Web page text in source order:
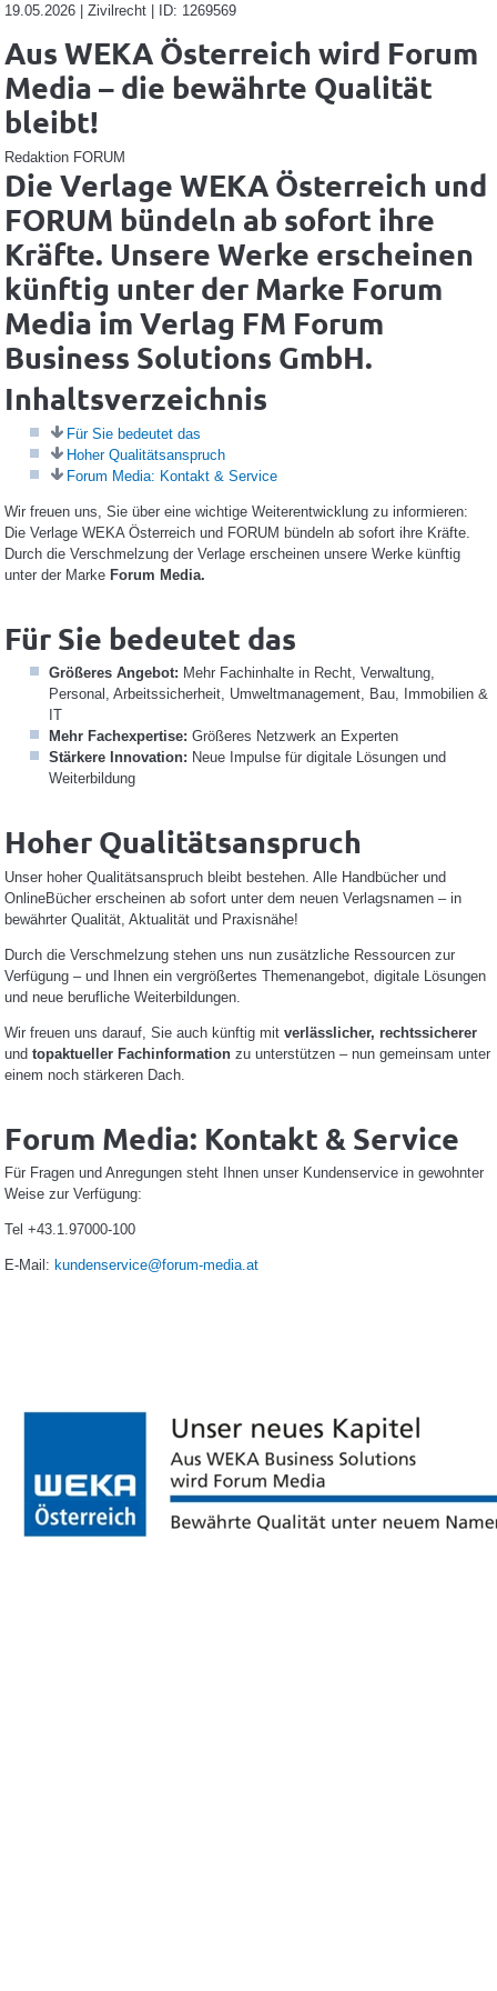
19.05.2026 | Zivilrecht | ID: 1269569
Aus WEKA Österreich wird Forum
Media – die bewährte Qualität
bleibt!
Redaktion FORUM
Die Verlage WEKA Österreich und
FORUM bündeln ab sofort ihre
Kräfte. Unsere Werke erscheinen
künftig unter der Marke Forum
Media im Verlag FM Forum
Business Solutions GmbH.
Inhaltsverzeichnis
Für Sie bedeutet das
Hoher Qualitätsanspruch
Forum Media: Kontakt & Service
Wir freuen uns, Sie über eine wichtige Weiterentwicklung zu informieren:
Die Verlage WEKA Österreich und FORUM bündeln ab sofort ihre Kräfte.
Durch die Verschmelzung der Verlage erscheinen unsere Werke künftig
unter der Marke Forum Media.
Für Sie bedeutet das
Größeres Angebot: Mehr Fachinhalte in Recht, Verwaltung,
Personal, Arbeitssicherheit, Umweltmanagement, Bau, Immobilien &
IT
Mehr Fachexpertise: Größeres Netzwerk an Experten
Stärkere Innovation: Neue Impulse für digitale Lösungen und
Weiterbildung
Hoher Qualitätsanspruch
Unser hoher Qualitätsanspruch bleibt bestehen. Alle Handbücher und
OnlineBücher erscheinen ab sofort unter dem neuen Verlagsnamen – in
bewährter Qualität, Aktualität und Praxisnähe!
Durch die Verschmelzung stehen uns nun zusätzliche Ressourcen zur
Verfügung – und Ihnen ein vergrößertes Themenangebot, digitale Lösungen
und neue berufliche Weiterbildungen.
Wir freuen uns darauf, Sie auch künftig mit verlässlicher, rechtssicherer
und topaktueller Fachinformationzu unterstützen – nun gemeinsam unter
einem noch stärkeren Dach.
Forum Media: Kontakt & Service
Für Fragen und Anregungen steht Ihnen unser Kundenservice in gewohnter
Weise zur Verfügung:
Tel +43.1.97000-100
E-Mail: kundenservice@forum-media.at